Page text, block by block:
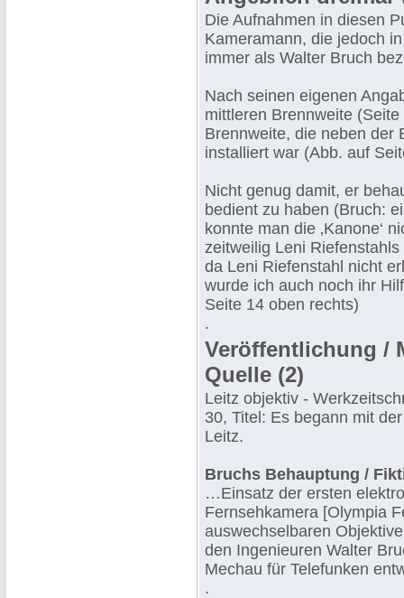
Die Aufnahmen in diesen
Kameramann, die jedoch
immer als Walter Bruch
Nach seinen eigenen
mittleren Brennweite
Brennweite, die neben der
installiert war (Abb. auf
Nicht genug damit, er
bedient zu haben (Bruch:
konnte man die ‚Kanone‘
zeitweilig Leni
da Leni Riefenstahl nicht
wurde ich auch noch ihr
Seite 14 oben rechts)
.
Veröffentlichung /
Quelle (2)
Leitz objektiv -
30, Titel: Es begann mit der
Leitz.
Bruchs Behauptung /
…Einsatz der ersten
Fernsehkamera [Olympia
auswechselbaren
den Ingenieuren Walter
Mechau für Telefunken
.